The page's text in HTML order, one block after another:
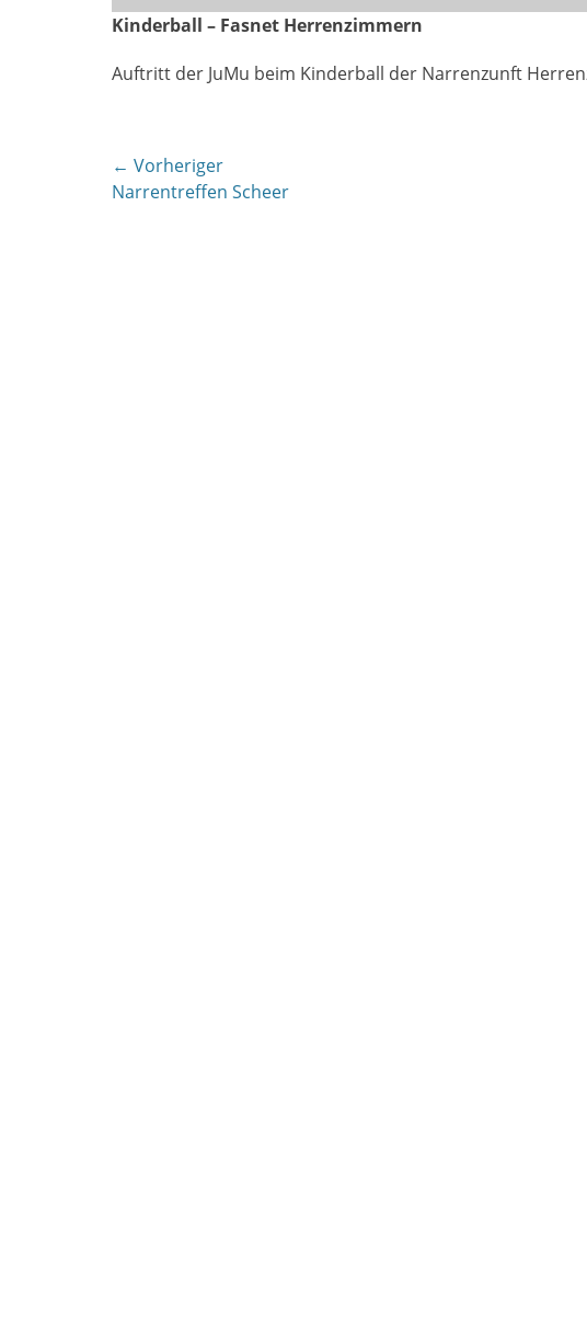
Kinderball – Fasnet Herrenzimmern
Auftritt der JuMu beim Kinderball der Narrenzunft
Beitragsnavigation
← Vorheriger
Vorheriger
Narrentreffen Scheer